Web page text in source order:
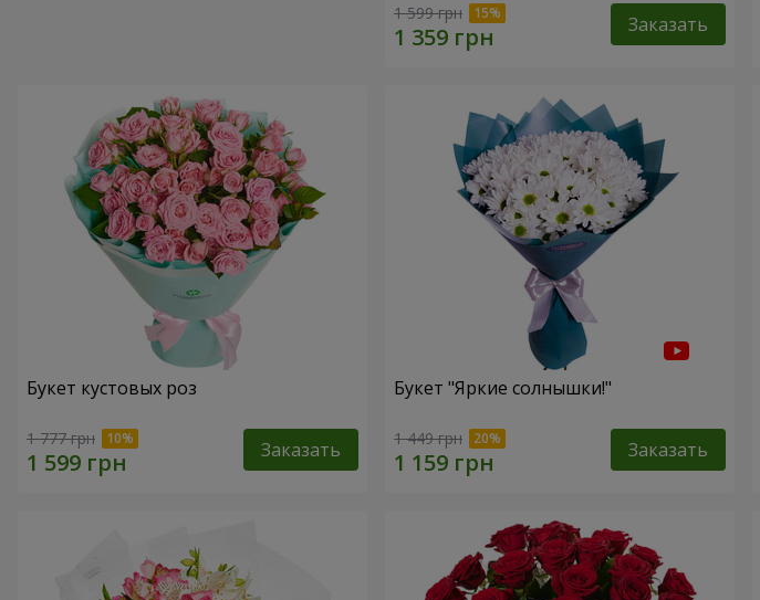
1 599 грн Заказать
Букет кустовых роз
1 777 грн Заказать
Букет "Яркие солнышки!"
1 449 грн Заказать